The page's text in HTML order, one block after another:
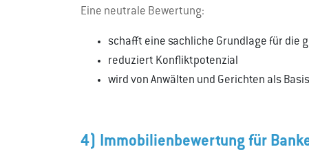
Eine neutrale Bewertung:
schafft eine sachliche Grundlage für die
reduziert Konfliktpotenzial
wird von Anwälten und Gerichten als
4) Immobilienbewertung für